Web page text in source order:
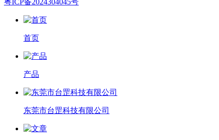
粤ICP备2024304045号
首页
产品
东莞市台罡科技有限公司